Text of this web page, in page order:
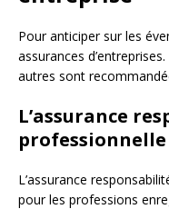
Pour anticiper sur les
assurances
autres sont
L’assurance
professionnelle
L’assurance
pour les professions